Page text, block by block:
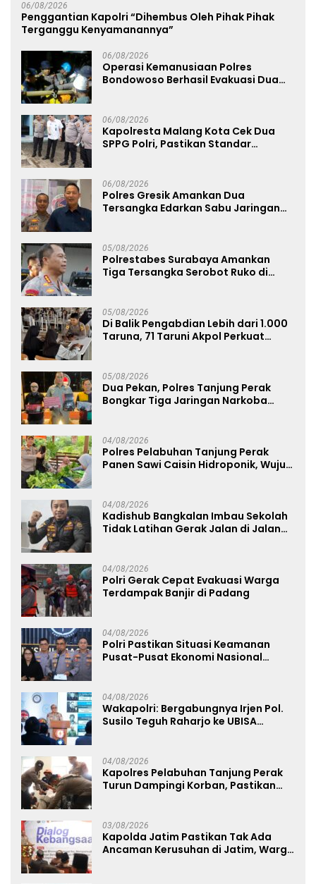
06/08/2026
Penggantian Kapolri “Dihembus Oleh Pihak Pihak
Terganggu Kenyamanannya”
06/08/2026
Operasi Kemanusiaan Polres
Bondowoso Berhasil Evakuasi Dua
06/08/2026
Kapolresta Malang Kota Cek Dua
SPPG Polri, Pastikan Standar
06/08/2026
Polres Gresik Amankan Dua
Tersangka Edarkan Sabu Jaringan
05/08/2026
Polrestabes Surabaya Amankan
Tiga Tersangka Serobot Ruko di
05/08/2026
Di Balik Pengabdian Lebih dari 1.000
Taruna, 71 Taruni Akpol Perkuat
05/08/2026
Dua Pekan, Polres Tanjung Perak
Bongkar Tiga Jaringan Narkoba
04/08/2026
Polres Pelabuhan Tanjung Perak
Panen Sawi Caisin Hidroponik, Wujud
04/08/2026
Kadishub Bangkalan Imbau Sekolah
Tidak Latihan Gerak Jalan di Jalan
04/08/2026
Polri Gerak Cepat Evakuasi Warga
Terdampak Banjir di Padang
04/08/2026
Polri Pastikan Situasi Keamanan
Pusat-Pusat Ekonomi Nasional
04/08/2026
Wakapolri: Bergabungnya Irjen Pol.
Susilo Teguh Raharjo ke UBISA
04/08/2026
Kapolres Pelabuhan Tanjung Perak
Turun Dampingi Korban, Pastikan
03/08/2026
Kapolda Jatim Pastikan Tak Ada
Ancaman Kerusuhan di Jatim, Warga